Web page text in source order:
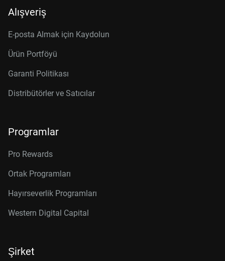
Alışveriş
E-posta Almak için Kaydolun
Ürün Portföyü
Garanti Politikası
Distribütörler ve Satıcılar
Programlar
Pro Rewards
Ortak Programları
Hayırseverlik Programları
Western Digital Capital
Şirket